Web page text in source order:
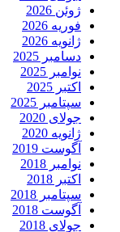
ژوئن 2026
فوریه 2026
ژانویه 2026
دسامبر 2025
نوامبر 2025
اکتبر 2025
سپتامبر 2025
جولای 2020
ژانویه 2020
آگوست 2019
نوامبر 2018
اکتبر 2018
سپتامبر 2018
آگوست 2018
جولای 2018